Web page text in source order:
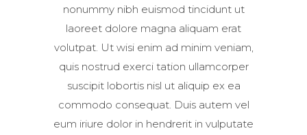
1 OF 1
City Lights
nonummy nibh euismod tincidunt ut
laoreet dolore magna aliquam erat
volutpat. Ut wisi enim ad minim veniam,
quis nostrud exerci tation ullamcorper
suscipit lobortis nisl ut aliquip ex ea
commodo consequat. Duis autem vel
eum iriure dolor in hendrerit in vulputate